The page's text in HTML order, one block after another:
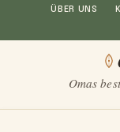
Inhalt
ÜBER UNS
Omas